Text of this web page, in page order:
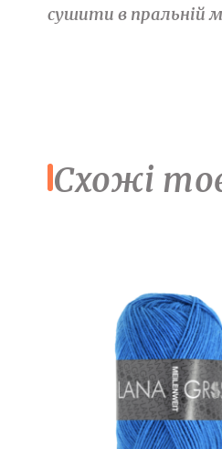
сушити в пральній
Схожі